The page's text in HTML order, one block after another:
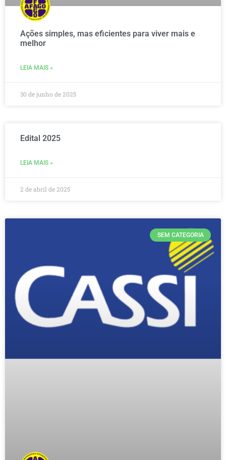
Ações simples, mas eficientes para viver mais e
melhor
LEIA MAIS »
30 de junho de 2025
Edital 2025
LEIA MAIS »
2 de abril de 2025
SEM CATEGORIA